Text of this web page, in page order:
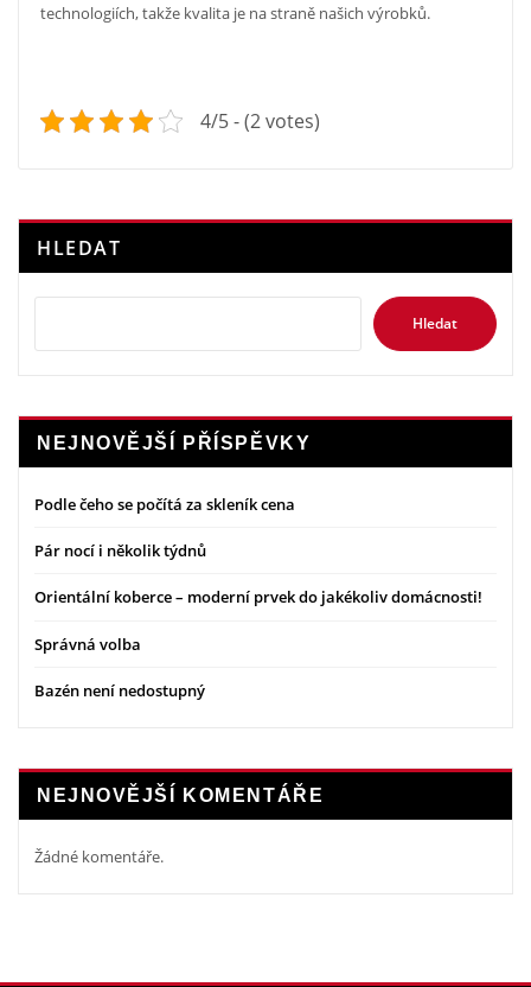
technologiích, takže kvalita je na straně našich výrobků.
4/5 - (2 votes)
HLEDAT
Hledat
NEJNOVĚJŠÍ PŘÍSPĚVKY
Podle čeho se počítá za skleník cena
Pár nocí i několik týdnů
Orientální koberce – moderní prvek do jakékoliv domácnosti!
Správná volba
Bazén není nedostupný
NEJNOVĚJŠÍ KOMENTÁŘE
Žádné komentáře.